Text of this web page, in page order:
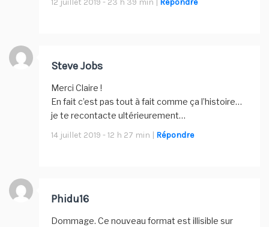
12 juillet 2019 - 23 h 39 min | Répondre
Steve Jobs
Merci Claire !
En fait c’est pas tout à fait comme ça l’histoire…
je te recontacte ultérieurement…
14 juillet 2019 - 12 h 27 min | Répondre
Phidu16
Dommage. Ce nouveau format est illisible sur